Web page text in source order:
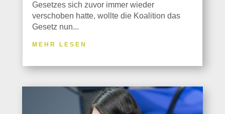
Gesetzes sich zuvor immer wieder
verschoben hatte, wollte die Koalition das
Gesetz nun...
MEHR LESEN